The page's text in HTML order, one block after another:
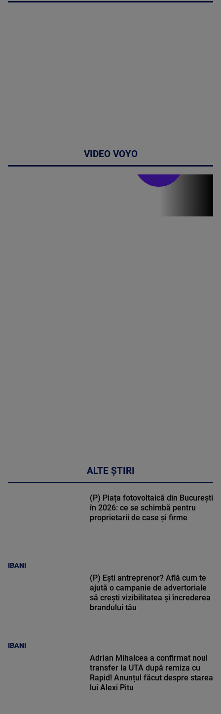
VIDEO VOYO
ALTE ȘTIRI
IBANI
(P) Piața fotovoltaică din București
în 2026: ce se schimbă pentru
proprietarii de case și firme
IBANI
(P) Ești antreprenor? Află cum te
ajută o campanie de advertoriale
să crești vizibilitatea și încrederea
brandului tău
Adrian Mihalcea a confirmat noul
transfer la UTA după remiza cu
Rapid! Anunțul făcut despre starea
lui Alexi Pitu